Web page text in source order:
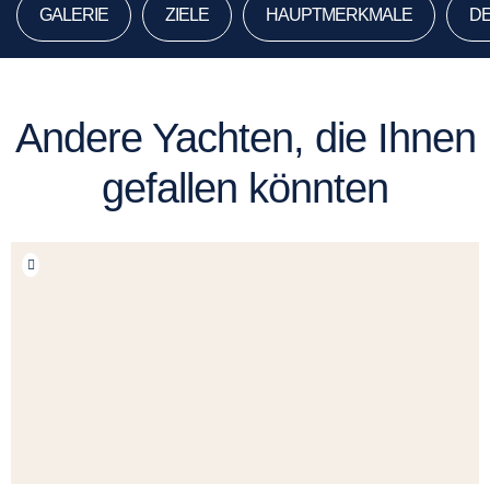
GALERIE ZIELE HAUPTMERKMALE
Andere Yachten, die Ihnen
gefallen könnten